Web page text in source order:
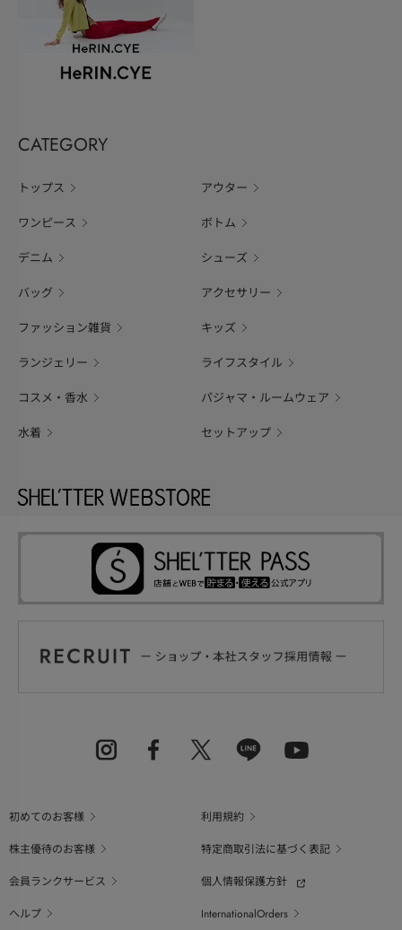
CATEGORY
トップス アウター
ワンピース ボトム
デニム シューズ
バッグ アクセサリー
ファッション雑貨 キッズ
ランジェリー ライフスタイル
コスメ・香水 パジャマ・ルームウェア
水着 セットアップ
初めてのお客様
利用規約
株主優待のお客様
特定商取引法に基づく表記
会員ランクサービス
個人情報保護方針
ヘルプ
InternationalOrders